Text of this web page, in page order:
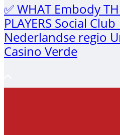
✅ WHAT Embody
PLAYERS Social
Nederlandse regio
Casino Verde